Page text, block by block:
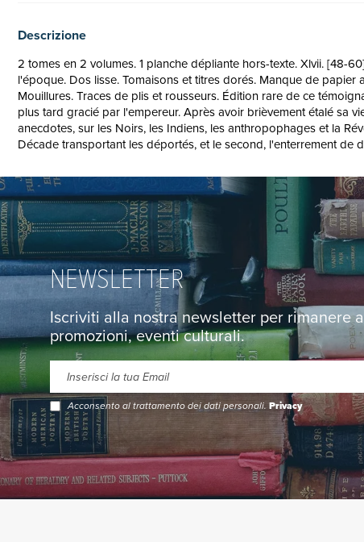
Descrizione
2 tomes en 2 volumes. 1 planche dépliante hors-texte. Xlvii. [48-
l'époque. Dos lisse. Tomaisons et titres dorés. Manque de papier
Mouillures. Traces de plis et rousseurs. Édition rare de ce
plus tard gracié par l'empereur. Après avoir brièvement étalé sa
anecdotes, sur les Noirs, les Indiens, les anthropophages et la
Décade transportant les déportés, et le second, l'enterrement
NEWSLETTER
Iscriviti alla nostra newsletter per rimanere
promozioni, eventi culturali.
Acconsento al trattamento dei dati personali.Privacy